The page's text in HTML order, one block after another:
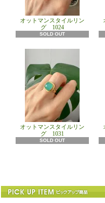
オットマンスタイルリン
グ 1024
SOLD OUT
オットマンスタイルリン
グ 1031
SOLD OUT